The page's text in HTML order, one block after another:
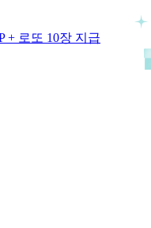
+ 로또 10장 지급